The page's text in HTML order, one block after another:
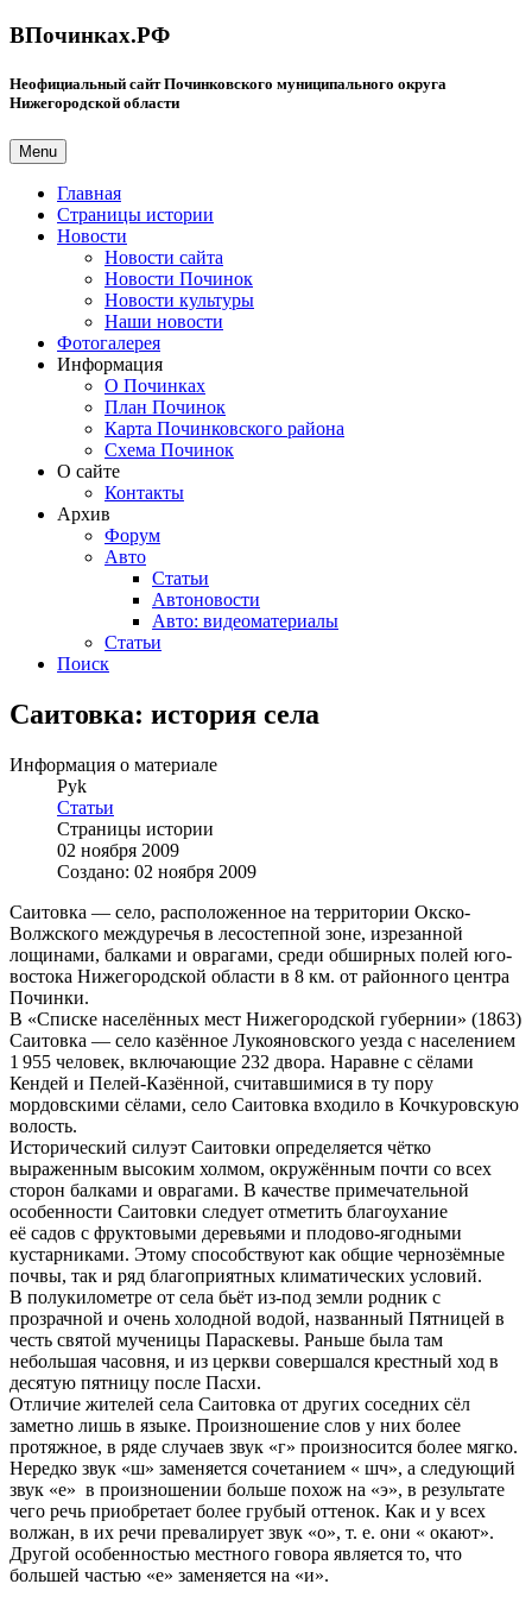
ВПочинках.РФ
Неофициальный сайт Починковского муниципального округа
Нижегородской области
Menu
Главная
Страницы истории
Новости
Новости сайта
Новости Починок
Новости культуры
Наши новости
Фотогалерея
Информация
О Починках
План Починок
Карта Починковского района
Схема Починок
О сайте
Контакты
Архив
Форум
Авто
Статьи
Автоновости
Авто: видеоматериалы
Статьи
Поиск
Саитовка: история села
Информация о материале
Pyk
Статьи
Страницы истории
02 ноября 2009
Создано: 02 ноября 2009
Саитовка — село, расположенное на территории Окско-
Волжского междуречья в лесостепной зоне, изрезанной
лощинами, балками и оврагами, среди обширных полей юго-
востока Нижегородской области в 8 км. от районного центра
Починки.
В «Списке населённых мест Нижегородской губернии» (1863)
Саитовка — село казённое Лукояновского уезда с населением
1 955 человек, включающие 232 двора. Наравне с сёлами
Кендей и Пелей-Казённой, считавшимися в ту пору
мордовскими сёлами, село Саитовка входило в Кочкуровскую
волость.
Исторический силуэт Саитовки определяется чётко
выраженным высоким холмом, окружённым почти со всех
сторон балками и оврагами. В качестве примечательной
особенности Саитовки следует отметить благоухание
её садов с фруктовыми деревьями и плодово-ягодными
кустарниками. Этому способствуют как общие чернозёмные
почвы, так и ряд благоприятных климатических условий.
В полукилометре от села бьёт из-под земли родник с
прозрачной и очень холодной водой, названный Пятницей в
честь святой мученицы Параскевы. Раньше была там
небольшая часовня, и из церкви совершался крестный ход в
десятую пятницу после Пасхи.
Отличие жителей села Саитовка от других соседних сёл
заметно лишь в языке. Произношение слов у них более
протяжное, в ряде случаев звук «г» произносится более мягко.
Нередко звук «ш» заменяется сочетанием « шч», а следующий
звук «е» в произношении больше похож на «э», в результате
чего речь приобретает более грубый оттенок. Как и у всех
волжан, в их речи превалирует звук «о», т. е. они « окают».
Другой особенностью местного говора является то, что
большей частью «е» заменяется на «и».